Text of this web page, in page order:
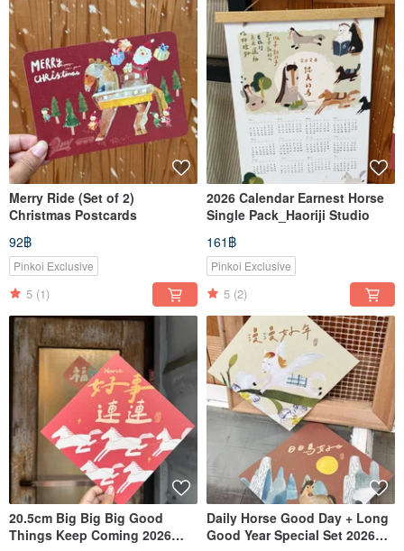
Merry Ride (Set of 2)
Christmas Postcards
92฿
Pinkoi Exclusive
5 (1)
2026 Calendar Earnest Horse
Single Pack_Haoriji Studio
161฿
Pinkoi Exclusive
5 (2)
20.5cm Big Big Big Good
Things Keep Coming 2026
Daily Horse Good Day + Long
Good Year Special Set 2026